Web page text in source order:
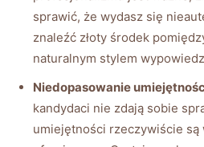
sprawić, że wydasz się
znaleźć złoty środek
naturalnym stylem
Niedopasowanie
kandydaci nie zdają sobie
umiejętności rzeczywiście są